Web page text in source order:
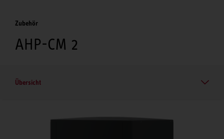
Zubehör
AHP-CM 2
Übersicht